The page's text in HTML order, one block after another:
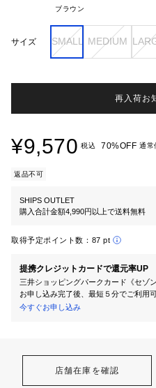
ブラウン
サイズ SMALL MEDIUM
再入荷お
¥9,570 税込 70%OFF 通
返品不可
SHIPS OUTLET
購入合計金額4,990円以上で送料無料
取得予定ポイント数： 87 pt
提携クレジットカードで還元率UP
三井ショッピングパークカード《セゾ
お申し込み完了後、最短５分でご利用可
今すぐお申し込み
店舗在庫を確認